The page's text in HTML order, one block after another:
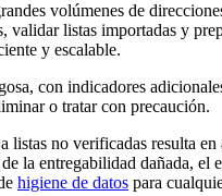
volúmenes de
listas importadas y
y escalable.
con indicadores
o tratar con precaución.
no verificadas resulta en
la entregabilidad dañada,
higiene de datos para